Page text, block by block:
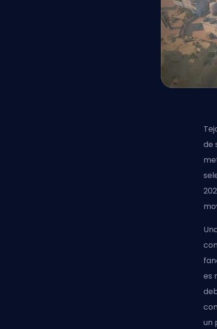
de
es
un